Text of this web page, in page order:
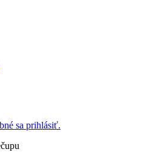
sa prihlásiť.